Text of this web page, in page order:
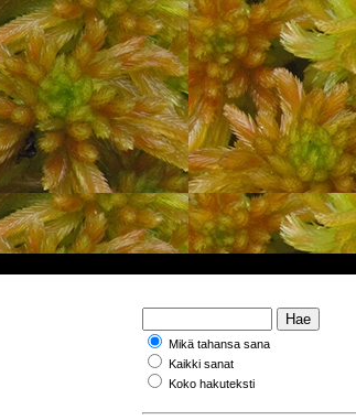
Mikä tahansa sana
Kaikki sanat
Koko hakuteksti